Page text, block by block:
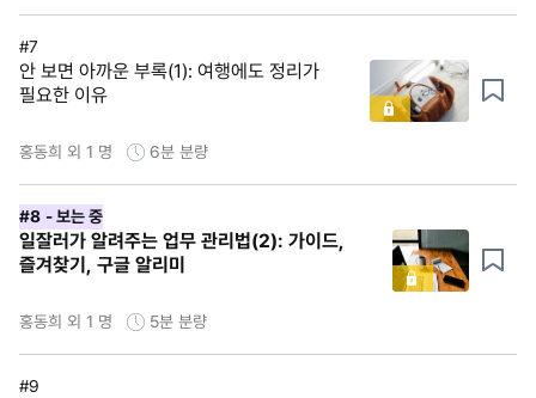
#7
안 보면 아까운 부록(1): 여행에도 정리가
필요한 이유
홍동희 외 1 명 6분 분량
#8 - 보는 중
일잘러가 알려주는 업무 관리법(2): 가이드,
즐겨찾기, 구글 알리미
홍동희 외 1 명 5분 분량
#9